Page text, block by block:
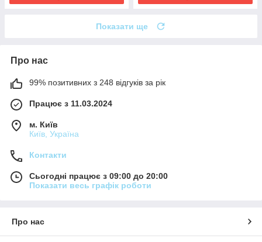
Показати ще
Про нас
99% позитивних з 248 відгуків за рік
Працює з 11.03.2024
м. Київ
Київ, Україна
Контакти
Сьогодні працює з 09:00 до 20:00
Показати весь графік роботи
Про нас